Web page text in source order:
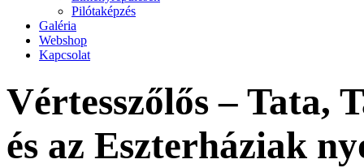
Pilótaképzés
Galéria
Webshop
Kapcsolat
Vértesszőlős – Tata,
és az Eszterháziak